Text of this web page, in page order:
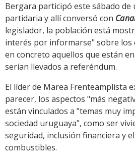
Bergara participó este sábado de
partidaria y allí conversó con
legislador, la población está
interés por informarse" sobre los
en concreto aquellos que están
serían llevados a referéndum.
El líder de Marea Frenteamplista
parecer, los aspectos "más
están vinculados a "temas muy
sociedad uruguaya", como ser
seguridad, inclusión financiera y
combustibles.